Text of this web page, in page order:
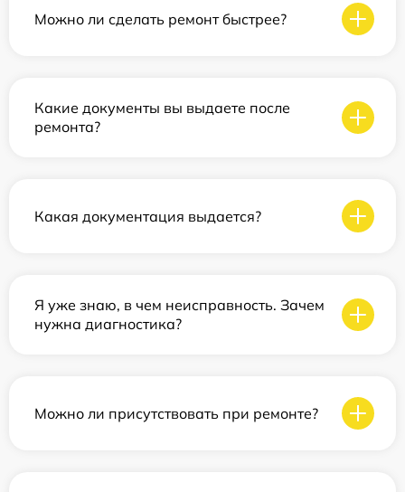
Можно ли сделать ремонт быстрее?
Какие документы вы выдаете после
ремонта?
Какая документация выдается?
Я уже знаю, в чем неисправность. Зачем
нужна диагностика?
Можно ли присутствовать при ремонте?